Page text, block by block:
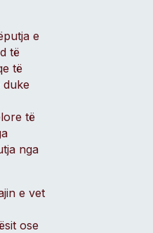
e
të
të
duke
të
nga
e vet
ose